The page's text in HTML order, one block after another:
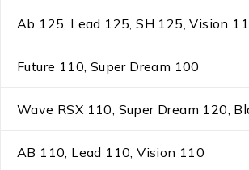
Ab 125, Lead 125, SH 125, Vision
Future 110, Super Dream 100
Wave RSX 110, Super Dream 120,
AB 110, Lead 110, Vision 110